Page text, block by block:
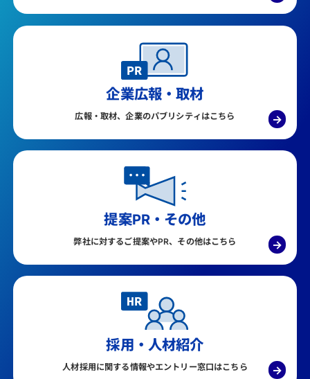
企業広報・取材
広報・取材、企業のパブリシティはこちら →
提案PR・その他
弊社に対するご提案やPR、その他はこちら →
採用・人材紹介
人材採用に関する情報やエントリー窓口はこちら →